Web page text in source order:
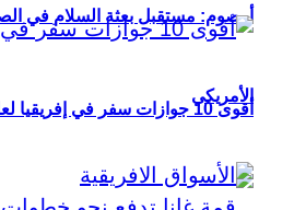
أوصوم: مستقبل بعثة السلام في
الأمريكي
أقوى 10 جوازات سفر في إفريقيا لعام 2026